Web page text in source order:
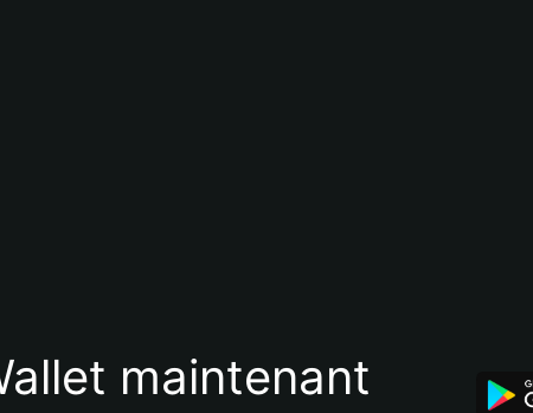
maintenant